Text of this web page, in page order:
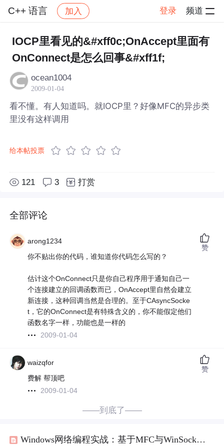
C++ 语言 加入 登录 频道
社区 C++ 语言 帖子详情
IOCP里看见的&#xff0c;OnAccept里面有
OnConnect是怎么回事&#xff1f;
ocean1004
2009-01-04
看不懂。有人知道吗。就IOCP里？好像MFC的异步类
里没有这样调用
给本帖投票
121 3 打赏
全部评论
arong1234
你不贴出你的代码，谁知道你代码怎么写的？
估计这个OnConnect只是你自己程序用于通知自己一
个连接建立的回调函数而已，OnAccept里自然会建立
新连接，这种回调当然是合理的。至于CAsyncSocke
t，它的OnConnect是有特殊含义的，你不能假定他们
函数名字一样，功能也是一样的
2009-01-04
赞
waizqfor
费解 帮顶吧
2009-01-04
赞
——到底了——
Windows网络编程实战：基于MFC与WinSock的C/S通信架构解析与源码调试